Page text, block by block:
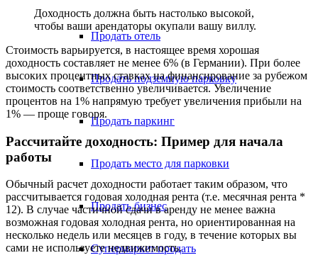
Продать отель
Продать подземную парковку
Продать паркинг
Продать место для парковки
Продать бизнес
Супермаркет продать
Доходность должна быть настолько высокой,
чтобы ваши арендаторы окупали вашу виллу.
Стоимость варьируется, в настоящее время хорошая
доходность составляет не менее 6% (в Германии). При более
высоких процентных ставках на финансирование за рубежом
стоимость соответственно увеличивается. Увеличение
процентов на 1% напрямую требует увеличения прибыли на
1% — проще говоря.
Рассчитайте доходность: Пример для начала
работы
Обычный расчет доходности работает таким образом, что
рассчитывается годовая холодная рента (т.е. месячная рента *
12). В случае частичной сдачи в аренду не менее важна
возможная годовая холодная рента, но ориентированная на
несколько недель или месяцев в году, в течение которых вы
сами не используете недвижимость.